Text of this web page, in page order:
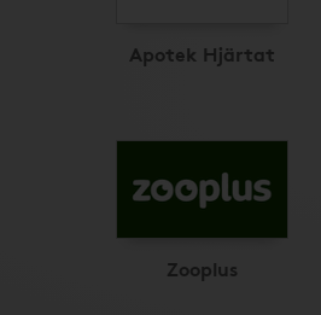
Apotek Hjärtat
Zooplus